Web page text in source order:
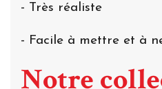
- Très réaliste
- Facile à mettre et à
Notre